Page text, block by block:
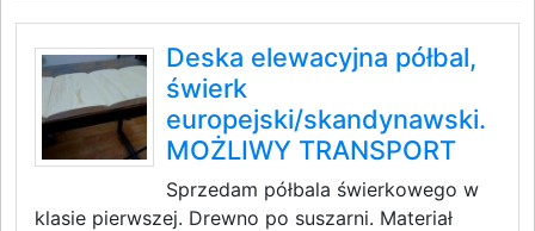
Deska elewacyjna półbal,
świerk
europejski/skandynawski.
MOŻLIWY TRANSPORT
Sprzedam półbala świerkowego w
klasie pierwszej. Drewno po suszarni. Materiał